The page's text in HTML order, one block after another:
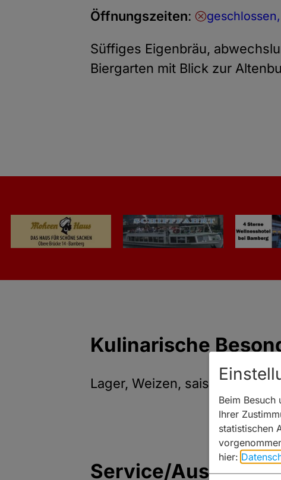
Öffnungszeiten:
Süffiges Eigenbräu,
Biergarten mit Blick zur
Kulinarische
Lager, Weizen, saisonal
Service/
Beim
Ihrer
statistischen
hier: